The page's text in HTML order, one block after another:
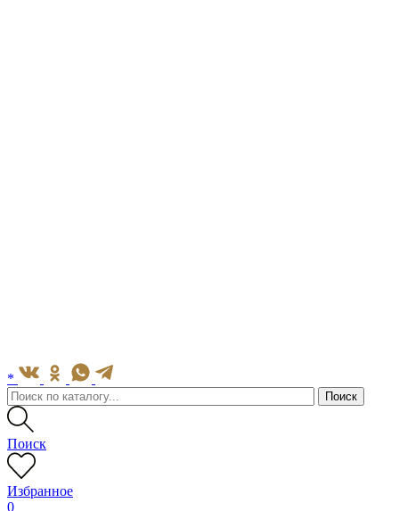
*
Поиск
Избранное
0